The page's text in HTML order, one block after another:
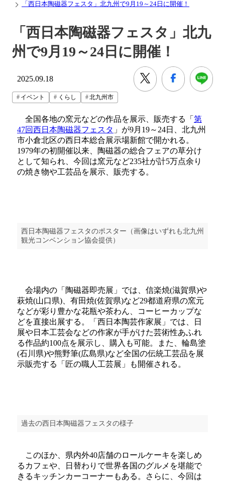
「西日本陶磁器フェスタ」北九州で9月19～24日に開催！
「西日本陶磁器フェスタ」北九
州で9月19～24日に開催！
2025.09.18
イベント くらし 北九州市
全国各地の窯元などの作品を展示、販売する「 第
47回西日本陶磁器フェスタ 」が9月19～24日、北九州
市小倉北区の西日本総合展示場新館で開かれる。
1979年の初開催以来、陶磁器の総合フェアの草分け
として知られ、今回は窯元など235社が計5万点余り
の焼き物や工芸品を展示、販売する。
西日本陶磁器フェスタのポスター（画像はいずれも北九州
観光コンベンション協会提供）
会場内の「陶磁器即売展」では、信楽焼(滋賀県)や
萩焼(山口県)、有田焼(佐賀県)など29都道府県の窯元
などが彩り豊かな花瓶や茶わん、コーヒーカップな
どを直接出展する。「西日本陶芸作家展」では、日
展や日本工芸会などの作家が手がけた芸術性あふれ
る作品約100点を展示し、購入も可能。また、輪島塗
(石川県)や熊野筆(広島県)など全国の伝統工芸品を展
示販売する「匠の職人工芸展」も開催される。
過去の西日本陶磁器フェスタの様子
このほか、県内外40店舗のロールケーキを楽しめ
るカフェや、日替わりで世界各国のグルメを堪能で
きるキッチンカーコーナーもある。さらに、今回は